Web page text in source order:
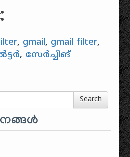
, gmail, gmail filter,
, സേർച്ചിങ്
Search